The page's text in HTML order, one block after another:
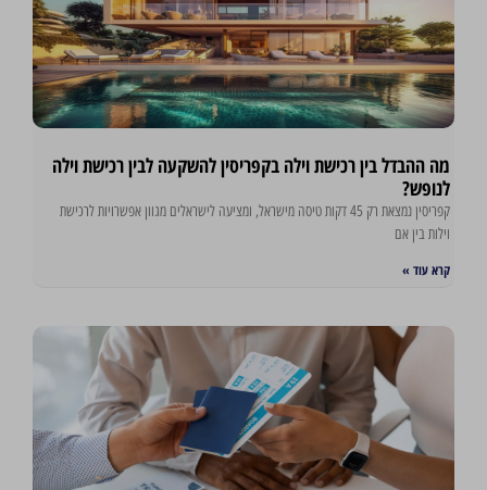
מה ההבדל בין רכישת וילה בקפריסין להשקעה לבין רכישת וילה
לנופש?
קפריסין נמצאת רק 45 דקות טיסה מישראל, ומציעה לישראלים מגוון אפשרויות לרכישת
וילות בין אם
קרא עוד »